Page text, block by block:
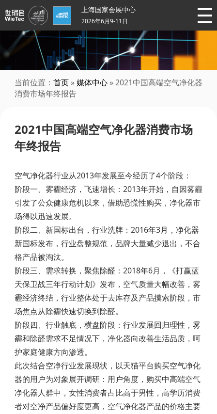
上海国家会展中心
2026年6月9-11日
当前位置： 首页 »媒体中心 » 2021中国高端空气净化器
消费市场年终报告
2021中国高端空气净化器消费市场
年终报告
空气净化器行业从2013年发展至今经历了4个阶段：
阶段一、雾霾经济，飞速增长：2013年开始，自因雾霾
引发了公众健康危机以来，借助恐慌性购买，净化器市
场得以迅速发展。
阶段二、新国标出台，行业洗牌：2016年3月，净化器
新国标发布，行业盘整规范，品牌大量减少退出，不合
格产品被淘汰。
阶段三、需求转换，聚焦除醛：2018年6月，《打赢蓝
天保卫战三年行动计划》发布，空气质量大幅改善，雾
霾经济终结，行业整体处于去库存及产品摸索阶段，市
场焦点从除霾快速切换到除醛。
阶段四、行业触底，横盘阶段：行业发展回归理性，雾
霾和除醛需求不足情况下，净化器向改善生活品质，呵
护家庭健康方向渗透。
此次结合空净行业发展现状，以天猫平台购买空气净化
器的用户为对象展开调研：用户角度，购买中高端空气
净化器人群中，女性消费者占比高于男性，高学历消费
者对空净产品偏好度更高，空气净化器产品的价格主要